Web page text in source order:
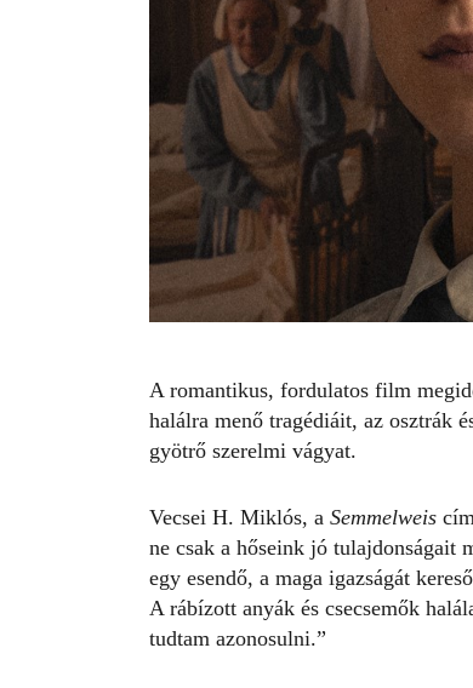
A romantikus, fordulatos film
halálra menő tragédiáit, az osztrák
gyötrő szerelmi vágyat.
Vecsei H. Miklós, a Semmelweis
ne csak a hőseink jó tulajdonságait
egy esendő, a maga igazságát
A rábízott anyák és csecsemők
tudtam azonosulni.”